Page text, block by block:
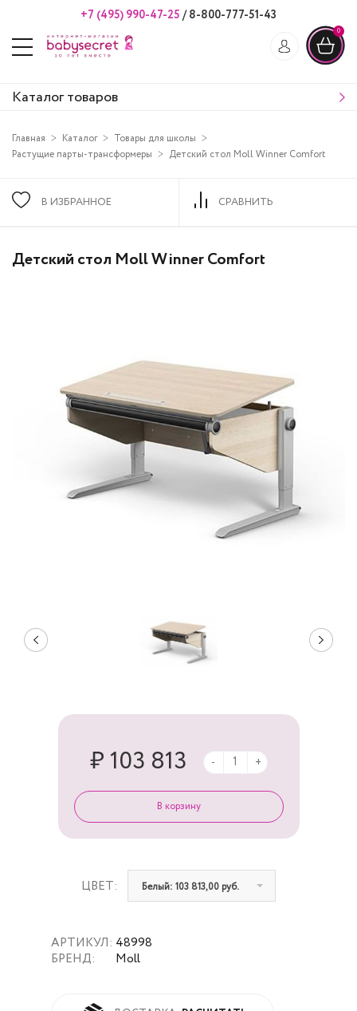
+7 (495) 990-47-25 /8-800-777-51-43
0
Каталог товаров
Главная Каталог
Товары для школы
Растущие парты-трансформеры
Детский стол Moll Winner Comfort
В ИЗБРАННОЕ СРАВНИТЬ
Детский стол Moll Winner Comfort
АРТИКУЛ:
БРЕНД:
48998
Moll
ЦВЕТ: Белый: 103 813,00 руб.
₽ 103 813 - +